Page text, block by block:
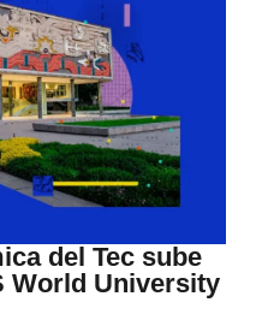
del Tec sube
World University